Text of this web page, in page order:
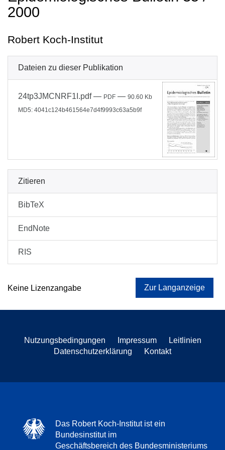
2000
Robert Koch-Institut
Dateien zu dieser Publikation
24tp3JMCNRF1I.pdf— PDF — 90.60 Kb
MD5: 4041c124b461564e7d4f9993c63a5b9f
Zitieren
BibTeX
EndNote
RIS
Keine Lizenzangabe Zur Langanzeige
Nutzungsbedingungen Impressum
Leitlinien
Datenschutzerklärung
Kontakt
Das Robert Koch-Institut ist ein
Bundesinstitut im
Geschäftsbereich des Bundesministeriums